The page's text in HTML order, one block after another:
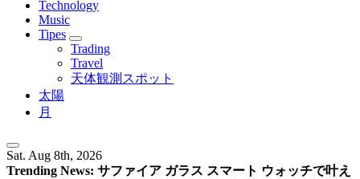
Technology
Music
Tipes
Trading
Travel
天体観測スポット
太陽
月
Sat. Aug 8th, 2026
Trending News: サファイア ガラス スマート ウォッチで叶え